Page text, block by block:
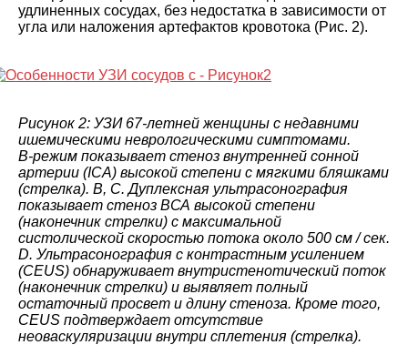
удлиненных сосудах, без недостатка в зависимости от
угла или наложения артефактов кровотока (Рис. 2).
Рисунок 2: УЗИ 67-летней женщины с недавними
ишемическими неврологическими симптомами.
B-режим показывает стеноз внутренней сонной
артерии (ICA) высокой степени с мягкими бляшками
(стрелка). B, C. Дуплексная ультрасонография
показывает стеноз ВСА высокой степени
(наконечник стрелки) с максимальной
систолической скоростью потока около 500 см / сек.
D. Ультрасонография с контрастным усилением
(CEUS) обнаруживает внутристенотический поток
(наконечник стрелки) и выявляет полный
остаточный просвет и длину стеноза. Кроме того,
CEUS подтверждает отсутствие
неоваскуляризации внутри сплетения (стрелка).